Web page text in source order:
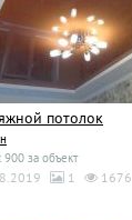
потолок
900 за объект
1 1676